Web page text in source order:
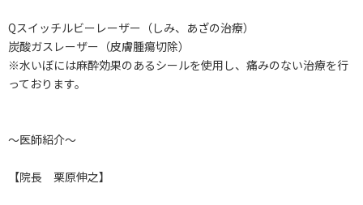
Qスイッチルビーレーザー（しみ、あざの治療）
炭酸ガスレーザー（皮膚腫瘍切除）
※水いぼには麻酔効果のあるシールを使用し、痛みのない治療を行
っております。
～医師紹介～
【院長 栗原伸之】